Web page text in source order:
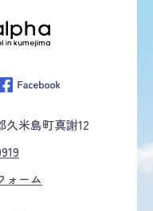
久米島町真謝12
ォーム